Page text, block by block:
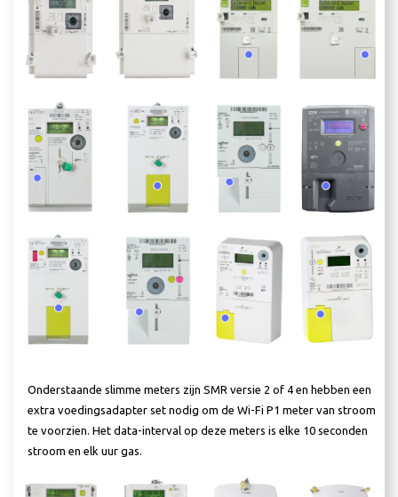
Onderstaande slimme meters zijn SMR versie 2 of 4 en hebben een
extra voedingsadapter set nodig om de Wi-Fi P1 meter van stroom
te voorzien. Het data-interval op deze meters is elke 10 seconden
stroom en elk uur gas.